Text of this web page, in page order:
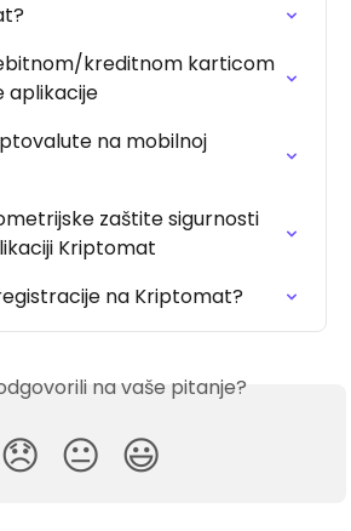
kreditnom karticom
aplikacije
na mobilnoj
zaštite sigurnosti
Kriptomat
na Kriptomat?
na vaše pitanje?
😞 😐 😃